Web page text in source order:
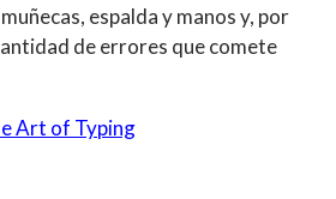
espalda y manos y, por
de errores que comete
Art of Typing